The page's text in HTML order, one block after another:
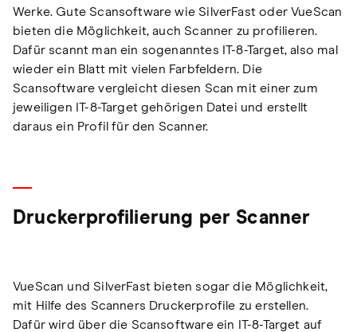
Werke. Gute Scansoftware wie SilverFast oder VueScan
bieten die Möglichkeit, auch Scanner zu profilieren.
Dafür scannt man ein sogenanntes IT-8-Target, also mal
wieder ein Blatt mit vielen Farbfeldern. Die
Scansoftware vergleicht diesen Scan mit einer zum
jeweiligen IT-8-Target gehörigen Datei und erstellt
daraus ein Profil für den Scanner.
Druckerprofilierung per Scanner
VueScan und SilverFast bieten sogar die Möglichkeit,
mit Hilfe des Scanners Druckerprofile zu erstellen.
Dafür wird über die Scansoftware ein IT-8-Target auf